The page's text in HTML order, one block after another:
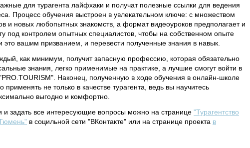
для турагента лайфхаки и получат полезные ссылки для ведения
Процесс обучения выстроен в увлекательном ключе: с множеством
и новых любопытных знакомств, а формат видеоуроков предполагает и
под контролем опытных специалистов, чтобы на собственном опыте
это вашим призванием, и перевести полученные знания в навык.
как минимум, получит запасную профессию, которая обязательно
знания, легко применимые на практике, а лучшие смогут войти в
Наконец, полученную в ходе обучения в онлайн-школе
не только в качестве турагента, ведь вы научитесь
выгодно и комфортно.
и задать все интересующие вопросы можно на странице "Турагентство
в социльной сети "ВКонтакте" или на странице проекта в